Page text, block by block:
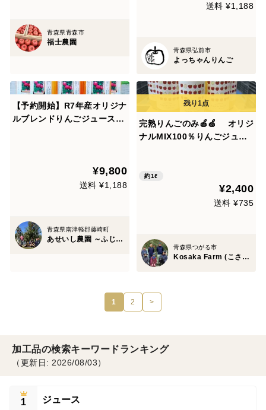
青森県青森市
福士農園
送料 ¥1,188
青森県弘前市
よっちゃんりんご
【予約開始】R7年産オリジナ
ルブレンドりんごジュース！
¥9,800
送料 ¥1,188
青森県南津軽郡藤崎町
あせいし農園 ～ふじりんごの故郷～
完熟りんごのみ🍎🍏 オリジ
ナルMIX100％りんごジュー
約1ℓ
¥2,400
送料 ¥735
青森県つがる市
Kosaka Farm (こさかファーム)
1 2 >
加工品の検索キーワードランキング
（更新日: 2026/08/03）
1 ジュース